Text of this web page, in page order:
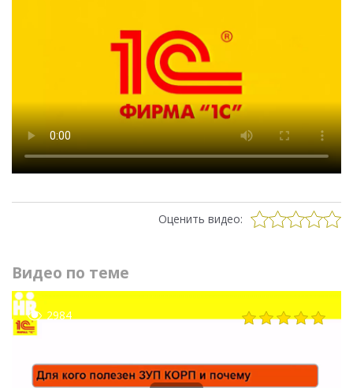
Оценить видео:
Видео по теме
2984